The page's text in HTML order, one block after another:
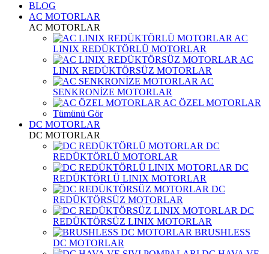
BLOG
AC MOTORLAR
AC MOTORLAR
AC
LINIX REDÜKTÖRLÜ MOTORLAR
AC
LINIX REDÜKTÖRSÜZ MOTORLAR
AC
SENKRONİZE MOTORLAR
AC ÖZEL MOTORLAR
Tümünü Gör
DC MOTORLAR
DC MOTORLAR
DC
REDÜKTÖRLÜ MOTORLAR
DC
REDÜKTÖRLÜ LINIX MOTORLAR
DC
REDÜKTÖRSÜZ MOTORLAR
DC
REDÜKTÖRSÜZ LINIX MOTORLAR
BRUSHLESS
DC MOTORLAR